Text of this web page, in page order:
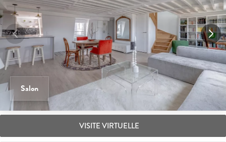
Salon
VISITE VIRTUELLE